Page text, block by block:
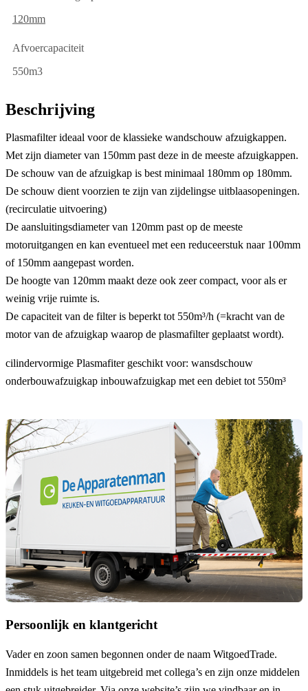
120mm
Afvoercapaciteit
550m3
Beschrijving
Plasmafilter ideaal voor de klassieke wandschouw afzuigkappen.
Met zijn diameter van 150mm past deze in de meeste afzuigkappen.
De schouw van de afzuigkap is best minimaal 180mm op 180mm.
De schouw dient voorzien te zijn van zijdelingse uitblaasopeningen.
(recirculatie uitvoering)
De aansluitingsdiameter van 120mm past op de meeste
motoruitgangen en kan eventueel met een reduceerstuk naar 100mm
of 150mm aangepast worden.
De hoogte van 120mm maakt deze ook zeer compact, voor als er
weinig vrije ruimte is.
De capaciteit van de filter is beperkt tot 550m³/h (=kracht van de
motor van de afzuigkap waarop de plasmafilter geplaatst wordt).
cilindervormige Plasmafiter geschikt voor: wansdschouw
onderbouwafzuigkap inbouwafzuigkap met een debiet tot 550m³
Persoonlijk en klantgericht
Vader en zoon samen begonnen onder de naam WitgoedTrade.
Inmiddels is het team uitgebreid met collega’s en zijn onze middelen